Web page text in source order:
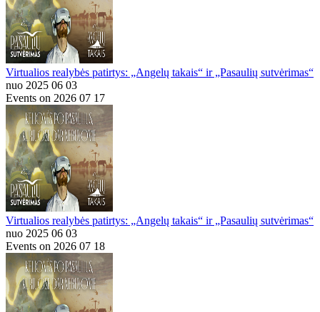
Virtualios realybės patirtys: „Angelų takais“ ir „Pasaulių sutvėrimas“
nuo 2025 06 03
Events on 2026 07 17
Virtualios realybės patirtys: „Angelų takais“ ir „Pasaulių sutvėrimas“
nuo 2025 06 03
Events on 2026 07 18